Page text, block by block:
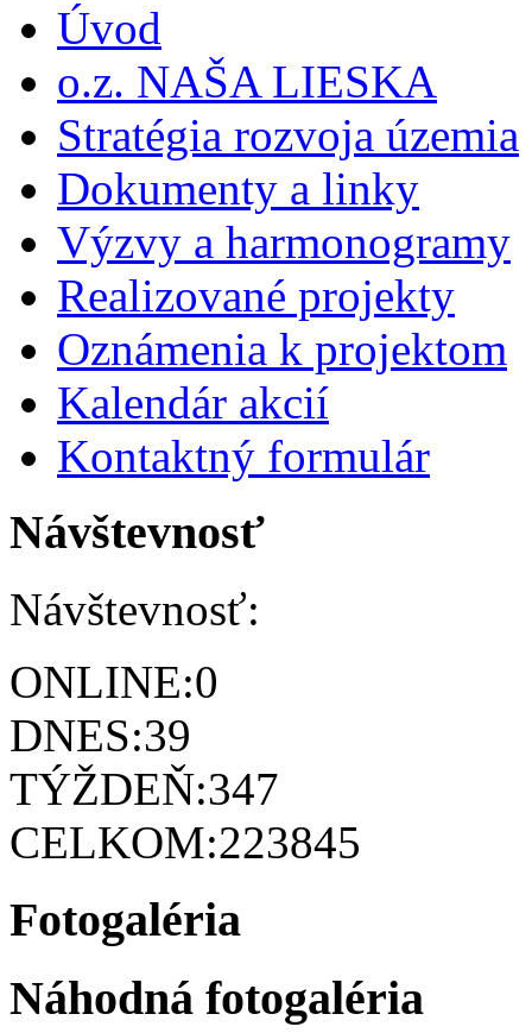
Úvod
o.z. NAŠA LIESKA
Stratégia rozvoja územia
Dokumenty a linky
Výzvy a harmonogramy
Realizované projekty
Oznámenia k projektom
Kalendár akcií
Kontaktný formulár
Návštevnosť
Návštevnosť:
ONLINE:0
DNES:39
TÝŽDEŇ:347
CELKOM:223845
Fotogaléria
Náhodná fotogaléria